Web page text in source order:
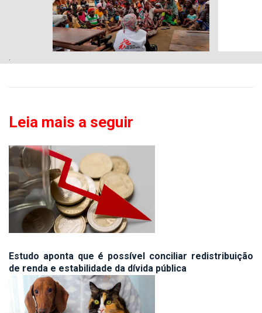
Leia mais a seguir
Estudo aponta que é possível conciliar redistribuição
de renda e estabilidade da dívida pública